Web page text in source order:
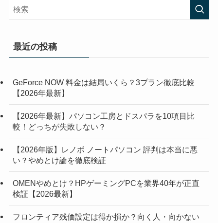
最近の投稿
GeForce NOW 料金は結局いくら？3プラン徹底比較
【2026年最新】
【2026年最新】パソコン工房とドスパラを10項目比
較！どっちが失敗しない？
【2026年版】レノボ ノートパソコン 評判は本当に悪
い？やめとけ論を徹底検証
OMENやめとけ？HPゲーミングPCを業界40年が正直
検証【2026最新】
フロンティア残価設定は得か損か？向く人・向かない